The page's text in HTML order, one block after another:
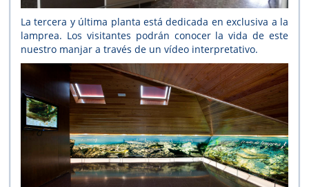
La tercera y última planta está dedicada en exclusiva a la
lamprea. Los visitantes podrán conocer la vida de este
nuestro manjar a través de un vídeo interpretativo.